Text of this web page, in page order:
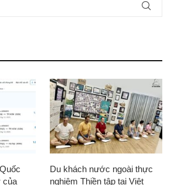
của
Du khách nước ngoài thực
nghiệm Thiền tập tại Việt